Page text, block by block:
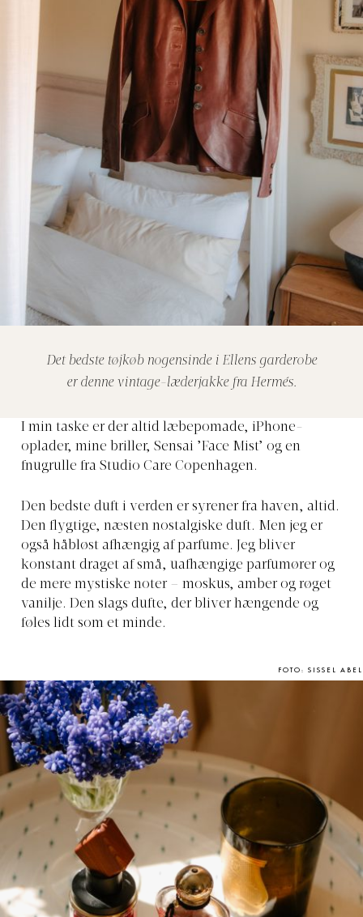
Det bedste tøjkøb nogensinde i Ellens garderobe
er denne vintage-læderjakke fra Hermés.
I min taske er der altid læbepomade, iPhone-
oplader, mine briller, Sensai ’Face Mist’ og en
fnugrulle fra Studio Care Copenhagen.
Den bedste duft i verden er syrener fra haven, altid.
Den flygtige, næsten nostalgiske duft. Men jeg er
også håbløst afhængig af parfume. Jeg bliver
konstant draget af små, uafhængige parfumører og
de mere mystiske noter – moskus, amber og røget
vanilje. Den slags dufte, der bliver hængende og
føles lidt som et minde.
FOTO: SISSEL ABEL